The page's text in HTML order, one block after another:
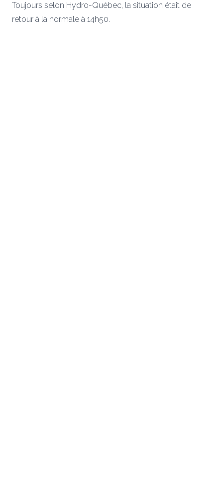
Toujours selon Hydro-Québec, la situation était de
retour à la normale à 14h50.